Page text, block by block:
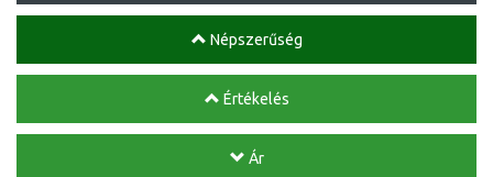
Népszerűség
Értékelés
Ár